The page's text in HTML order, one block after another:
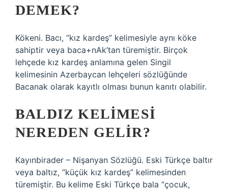
DEMEK?
Kökeni. Bacı, “kız kardeş” kelimesiyle aynı köke
sahiptir veya baca+nAk’tan türemiştir. Birçok
lehçede kız kardeş anlamına gelen Singil
kelimesinin Azerbaycan lehçeleri sözlüğünde
Bacanak olarak kayıtlı olması bunun kanıtı olabilir.
BALDIZ KELIMESI
NEREDEN GELIR?
Kayınbirader – Nişanyan Sözlüğü. Eski Türkçe baltır
veya baltız, “küçük kız kardeş” kelimesinden
türemiştir. Bu kelime Eski Türkçe bala “çocuk,